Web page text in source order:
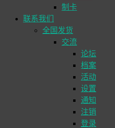
制卡
联系我们
全国发货
交流
论坛
档案
活动
设置
通知
注销
登录